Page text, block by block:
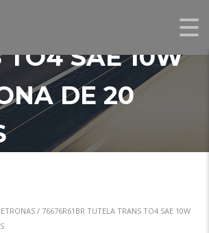
TUTELA
TO4 SAE 10W
DE 20
/ 76676R61BR TUTELA TRANS TO4 SAE 10W